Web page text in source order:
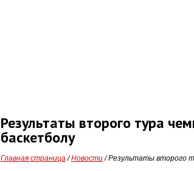
Результаты второго тура
баскетболу
Главная страница/Новости/ Результаты второго